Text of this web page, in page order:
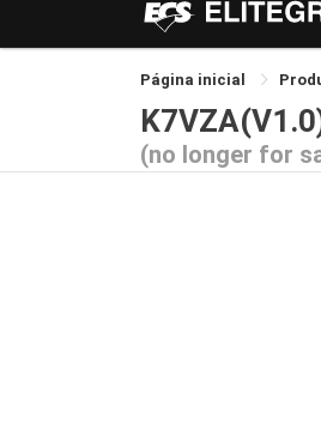
Página inicial
(no longer for